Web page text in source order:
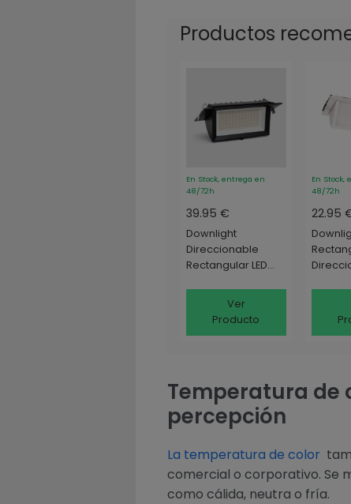
Productos
En Stock, entrega en
48/72h
39.95 €
Downlight
Direccionable
Rectangular LED
Ver
Producto
En Stock,
48/72h
22.95
Temperatura de
percepción
La temperatura de color
comercial o corporativo. Se
como cálida, neutra o fría.